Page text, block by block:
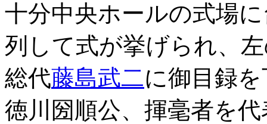
十分中央ホールの式場
列して式が挙げられ、
総代藤島武二に御目録
徳川圀順公、揮毫者を